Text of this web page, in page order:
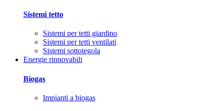
Sistemi tetto
Sistemi per tetti giardino
Sistemi per tetti ventilati
Sistemi sottotegola
Energie rinnovabili
Biogas
Impianti a biogas